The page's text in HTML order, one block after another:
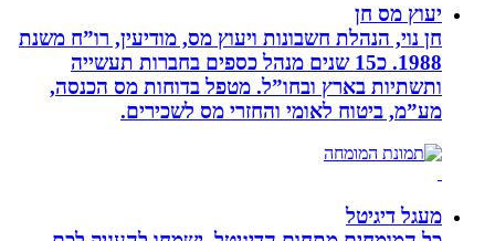
יעוץ מס חן
חן נוי, הנהלת חשבונות ויעוץ מס, מודיעין, רו”ח משנת
1988. כ15 שנים מנהל כספים בחברות תעשייה
ותשתיות בארץ ובחו”ל. מטפל בדוחות מס הכנסה,
מע”מ, ביטוח לאומי והחזרי מס לשכירים.
מעגל דיגיטל